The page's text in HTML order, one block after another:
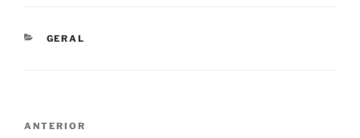
CATEGORIAS
GERAL
Navegação
Post
ANTERIOR